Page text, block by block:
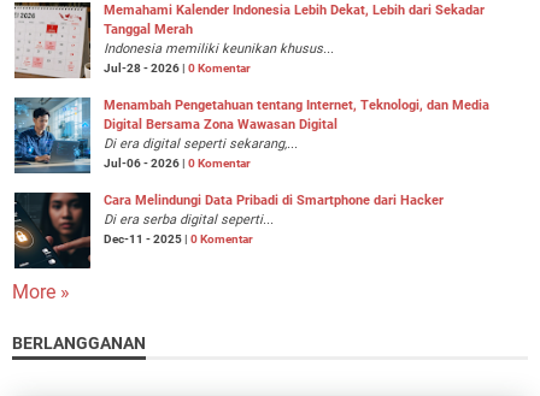
Memahami Kalender Indonesia Lebih Dekat, Lebih dari Sekadar
Tanggal Merah
Indonesia memiliki keunikan khusus...
Jul-28 - 2026 | 0 Komentar
Menambah Pengetahuan tentang Internet, Teknologi, dan Media
Digital Bersama Zona Wawasan Digital
Di era digital seperti sekarang,...
Jul-06 - 2026 | 0 Komentar
Cara Melindungi Data Pribadi di Smartphone dari Hacker
Di era serba digital seperti...
Dec-11 - 2025 | 0 Komentar
More »
BERLANGGANAN